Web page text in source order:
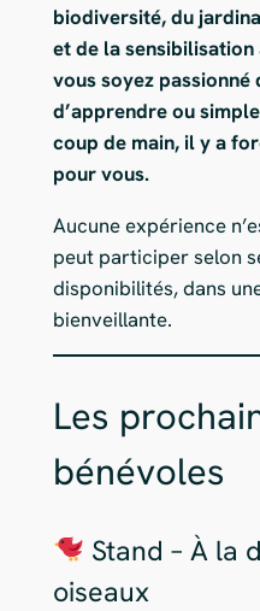
biodiversité, du
et de la sensibilisation
vous soyez passionné
d’apprendre ou
coup de main, il y a
pour vous.
Aucune expérience
peut participer selon
disponibilités, dans
bienveillante.
Les
bénévoles
Stand – À la
oiseaux